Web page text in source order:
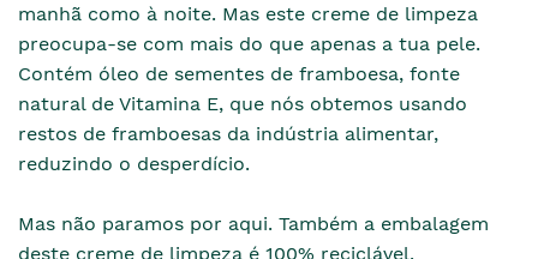
manhã como à noite. Mas este creme de limpeza
preocupa-se com mais do que apenas a tua pele.
Contém óleo de sementes de framboesa, fonte
natural de Vitamina E, que nós obtemos usando
restos de framboesas da indústria alimentar,
reduzindo o desperdício.
Mas não paramos por aqui. Também a embalagem
deste creme de limpeza é 100% reciclável.